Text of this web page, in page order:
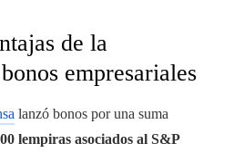
de la
empresariales
lanzó bonos por una suma
lempiras asociados al S&P